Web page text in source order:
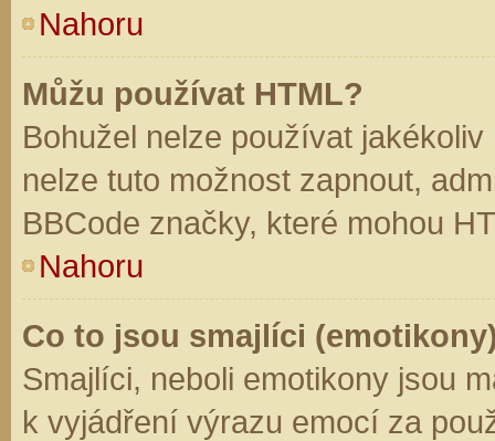
Nahoru
Můžu používat HTML?
Bohužel nelze používat
nelze tuto možnost zapnout,
BBCode značky, které mohou
Nahoru
Co to jsou smajlíci
Smajlíci, neboli emotikony jsou
k vyjádření výrazu emocí za